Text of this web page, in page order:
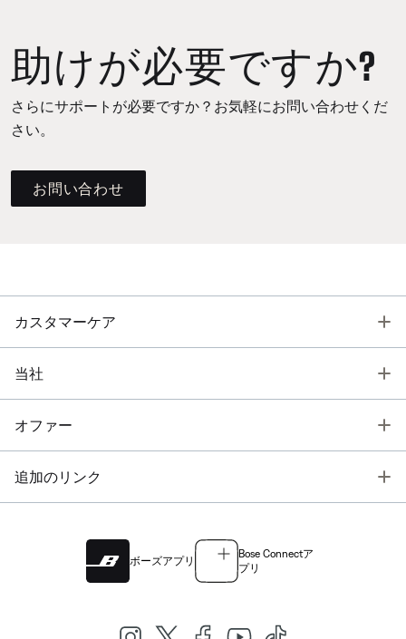
助けが必要ですか?
さらにサポートが必要ですか？お気軽にお問い合わせくだ
さい。
お問い合わせ
カスタマーケア
当社
オファー
追加のリンク
ボーズアプリ
Bose Connectア
プリ